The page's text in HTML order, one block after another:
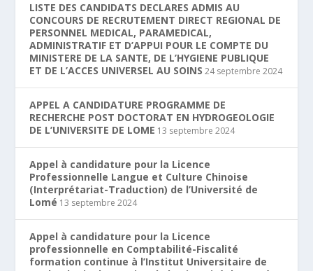
LISTE DES CANDIDATS DECLARES ADMIS AU
CONCOURS DE RECRUTEMENT DIRECT REGIONAL DE
PERSONNEL MEDICAL, PARAMEDICAL,
ADMINISTRATIF ET D’APPUI POUR LE COMPTE DU
MINISTERE DE LA SANTE, DE L’HYGIENE PUBLIQUE
ET DE L’ACCES UNIVERSEL AU SOINS 24 septembre 2024
APPEL A CANDIDATURE PROGRAMME DE
RECHERCHE POST DOCTORAT EN HYDROGEOLOGIE
DE L’UNIVERSITE DE LOME 13 septembre 2024
Appel à candidature pour la Licence
Professionnelle Langue et Culture Chinoise
(Interprétariat-Traduction) de l’Université de
Lomé 13 septembre 2024
Appel à candidature pour la Licence
professionnelle en Comptabilité-Fiscalité
formation continue à l’Institut Universitaire de